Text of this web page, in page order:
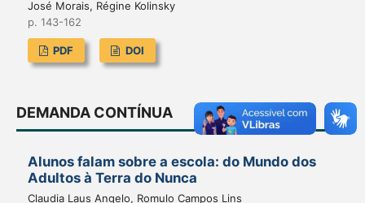
José Morais, Régine Kolinsky
p. 143-162
PDF DOI
DEMANDA CONTÍNUA
Alunos falam sobre a escola: do Mundo dos
Adultos à Terra do Nunca
Claudia Laus Angelo, Romulo Campos Lins